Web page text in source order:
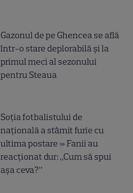
Gazonul de pe Ghencea se află
într-o stare deplorabilă și la
primul meci al sezonului
pentru Steaua
Soția fotbalistului de
națională a stârnit furie cu
ultima postare » Fanii au
reacționat dur: „Cum să spui
așa ceva?”